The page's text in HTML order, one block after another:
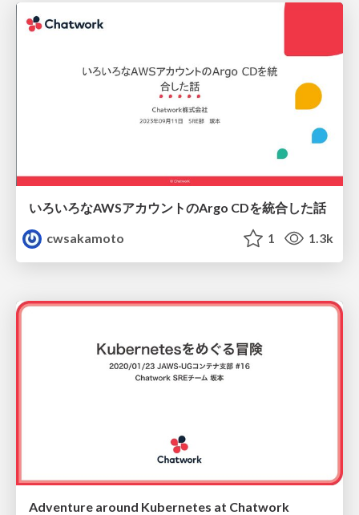
いろいろなAWSアカウントのArgo CDを統合した話
cwsakamoto
1 1.3k
Adventure around Kubernetes at Chatwork